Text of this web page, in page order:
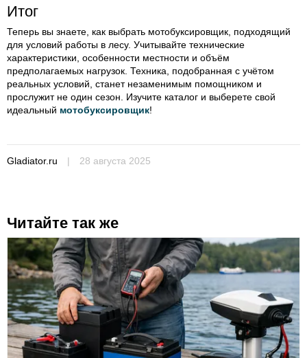
Итог
Теперь вы знаете, как выбрать мотобуксировщик, подходящий
для условий работы в лесу. Учитывайте технические
характеристики, особенности местности и объём
предполагаемых нагрузок. Техника, подобранная с учётом
реальных условий, станет незаменимым помощником и
прослужит не один сезон. Изучите каталог и выберете свой
идеальный мотобуксировщик!
Gladiator.ru | 28 августа 2025
Читайте так же